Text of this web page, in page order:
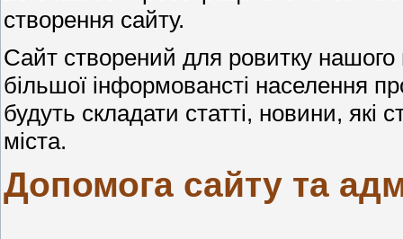
створення сайту.
Сайт створений для ровитку нашого
більшої інформовансті населення
будуть складати статті, новини, які
міста.
Допомога сайту та